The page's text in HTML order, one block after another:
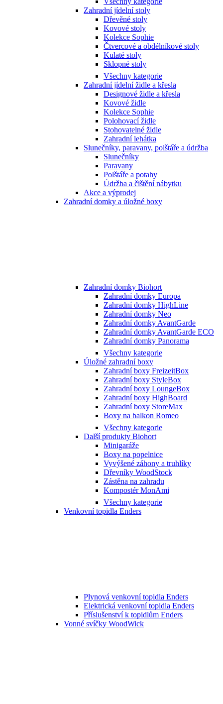
Zahradní jídelní stoly
Dřevěné stoly
Kovové stoly
Kolekce Sophie
Čtvercové a obdélníkové stoly
Kulaté stoly
Sklopné stoly
Všechny kategorie
Zahradní jídelní židle a křesla
Designové židle a křesla
Kovové židle
Kolekce Sophie
Polohovací židle
Stohovatelné židle
Zahradní lehátka
Slunečníky, paravany, polštáře a údržba
Slunečníky
Paravany
Polštáře a potahy
Údržba a čištění nábytku
Akce a výprodej
Zahradní domky a úložné boxy
Zahradní domky Biohort
Zahradní domky Europa
Zahradní domky HighLine
Zahradní domky Neo
Zahradní domky AvantGarde
Zahradní domky AvantGarde ECO
Zahradní domky Panorama
Všechny kategorie
Úložné zahradní boxy
Zahradní boxy FreizeitBox
Zahradní boxy StyleBox
Zahradní boxy LoungeBox
Zahradní boxy HighBoard
Zahradní boxy StoreMax
Boxy na balkon Romeo
Všechny kategorie
Další produkty Biohort
Minigaráže
Boxy na popelnice
Vyvýšené záhony a truhlíky
Dřevníky WoodStock
Zástěna na zahradu
Kompostér MonAmi
Všechny kategorie
Venkovní topidla Enders
Plynová venkovní topidla Enders
Elektrická venkovní topidla Enders
Příslušenství k topidlům Enders
Vonné svíčky WoodWick